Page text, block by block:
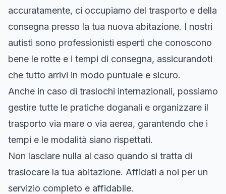
accuratamente, ci occupiamo del trasporto e della
consegna presso la tua nuova abitazione. I nostri
autisti sono professionisti esperti che conoscono
bene le rotte e i tempi di consegna, assicurandoti
che tutto arrivi in modo puntuale e sicuro.
Anche in caso di traslochi internazionali, possiamo
gestire tutte le pratiche doganali e organizzare il
trasporto via mare o via aerea, garantendo che i
tempi e le modalità siano rispettati.
Non lasciare nulla al caso quando si tratta di
traslocare la tua abitazione. Affidati a noi per un
servizio completo e affidabile.